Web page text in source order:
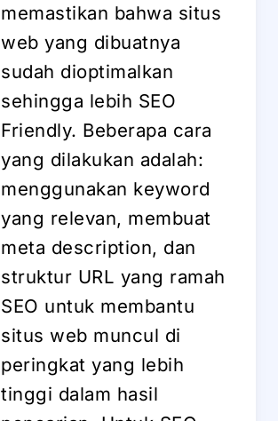
memastikan bahwa situs
web yang dibuatnya
sudah dioptimalkan
sehingga lebih SEO
Friendly. Beberapa cara
yang dilakukan adalah:
menggunakan keyword
yang relevan, membuat
meta description, dan
struktur URL yang ramah
SEO untuk membantu
situs web muncul di
peringkat yang lebih
tinggi dalam hasil